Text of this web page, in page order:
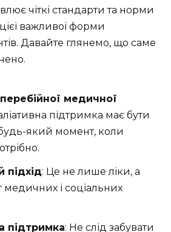
чіткі стандарти та норми
важливої форми
Давайте глянемо, що саме
медичної
підтримка має бути
який момент, коли
підхід: Це не лише ліки, а
і соціальних
підтримка: Не слід забувати